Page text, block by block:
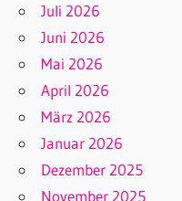
Juli 2026
Juni 2026
Mai 2026
April 2026
März 2026
Januar 2026
Dezember 2025
November 2025